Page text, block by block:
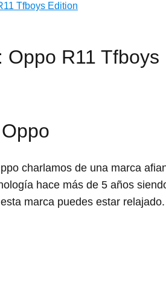
Tfboys Edition
Oppo R11 Tfboys
charlamos de una marca
hace más de 5 años
marca puedes estar relajado.